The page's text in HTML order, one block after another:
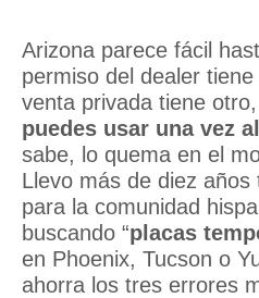
Arizona parece fácil
permiso del dealer
venta privada tiene
puedes usar una vez
sabe, lo quema en el
Llevo más de diez
para la comunidad
buscando “placas
en Phoenix, Tucson o
ahorra los tres errores